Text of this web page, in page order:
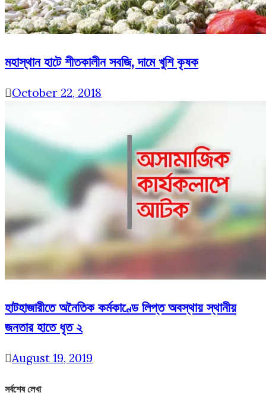
মহাস্থান হাটে শীতকালীন সবজি, দামে খুশি কৃষক
October 22, 2018
হাটহাজারীতে অনৈতিক কর্মকাণ্ডে লিপ্ত অবস্থায় স্থানীয়
জনতার হাতে ধৃত ২
August 19, 2019
সর্বশেষ লেখা